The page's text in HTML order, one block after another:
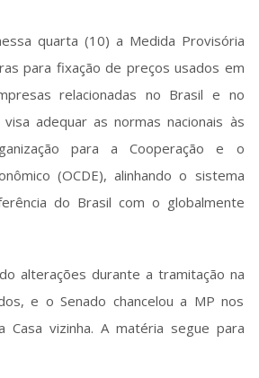
quarta (10) a Medida Provisória
para fixação de preços usados em
relacionadas no Brasil e no
adequar as normas nacionais às
para a Cooperação e o
(OCDE), alinhando o sistema
do Brasil com o globalmente
alterações durante a tramitação na
e o Senado chancelou a MP nos
Casa vizinha. A matéria segue para